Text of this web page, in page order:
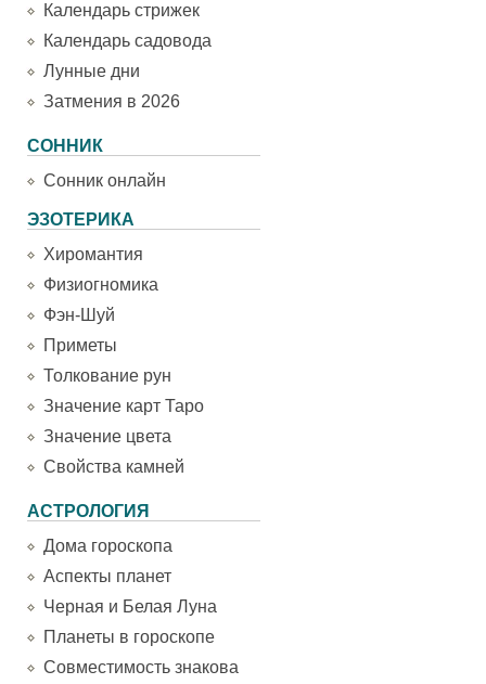
Календарь стрижек
Календарь садовода
Лунные дни
Затмения в 2026
СОННИК
Сонник онлайн
ЭЗОТЕРИКА
Хиромантия
Физиогномика
Фэн-Шуй
Приметы
Толкование рун
Значение карт Таро
Значение цвета
Свойства камней
АСТРОЛОГИЯ
Дома гороскопа
Аспекты планет
Черная и Белая Луна
Планеты в гороскопе
Совместимость знакова